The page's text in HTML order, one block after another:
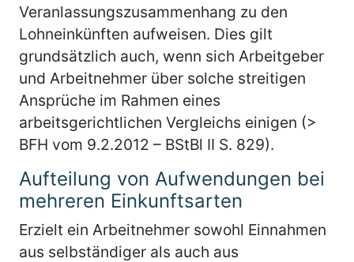
Veranlassungszusammenhang zu den
Lohneinkünften aufweisen. Dies gilt
grundsätzlich auch, wenn sich Arbeitgeber
und Arbeitnehmer über solche streitigen
Ansprüche im Rahmen eines
arbeitsgerichtlichen Vergleichs einigen (>
BFH vom 9.2.2012 – BStBl II S. 829).
Aufteilung von Aufwendungen bei
mehreren Einkunftsarten
Erzielt ein Arbeitnehmer sowohl Einnahmen
aus selbständiger als auch aus